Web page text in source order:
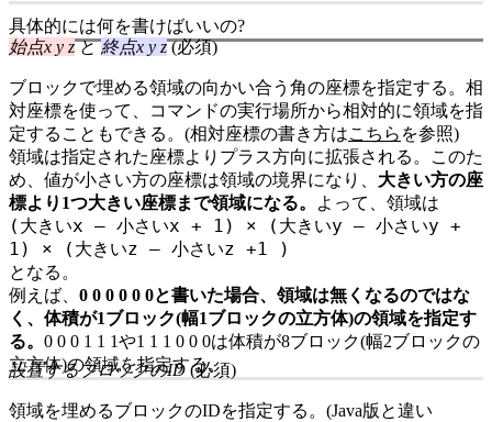
具体的には何を書けばいいの?
始点x y zと終点x y z(必須)
ブロックで埋める領域の向かい合う角の座標を指定する。相
対座標を使って、コマンドの実行場所から相対的に領域を指
定することもできる。(相対座標の書き方はこちら を参照)
領域は指定された座標よりプラス方向に拡張される。このた
め、値が小さい方の座標は領域の境界になり、 大きい方の座
標より1つ大きい座標まで領域になる。
よって、領域は
(大きいx – 小さいx + 1) × (大きいy – 小さいy +
1) × (大きいz – 小さいz +1 )
となる。
例えば、 0 0 0 0 0 0と書いた場合、領域は無くなるのではな
く、体積が1ブロック(幅1ブロックの立方体)の領域を指定す
る。 0 0 0 1 1 1や1 1 1 0 0 0は体積が8ブロック(幅2ブロックの
立方体)の領域を指定する。
設置するブロックのID (必須)
領域を埋めるブロックのIDを指定する。(Java版と違い